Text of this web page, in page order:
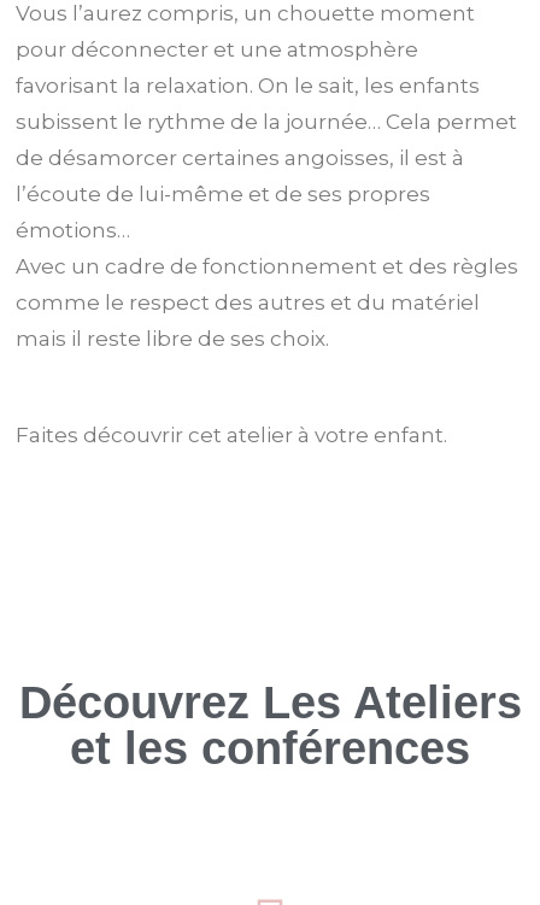
Vous l’aurez compris, un chouette moment
pour déconnecter et une atmosphère
favorisant la relaxation. On le sait, les enfants
subissent le rythme de la journée… Cela permet
de désamorcer certaines angoisses, il est à
l’écoute de lui-même et de ses propres
émotions…
Avec un cadre de fonctionnement et des règles
comme le respect des autres et du matériel
mais il reste libre de ses choix.
Faites découvrir cet atelier à votre enfant.
Découvrez Les Ateliers
et les conférences